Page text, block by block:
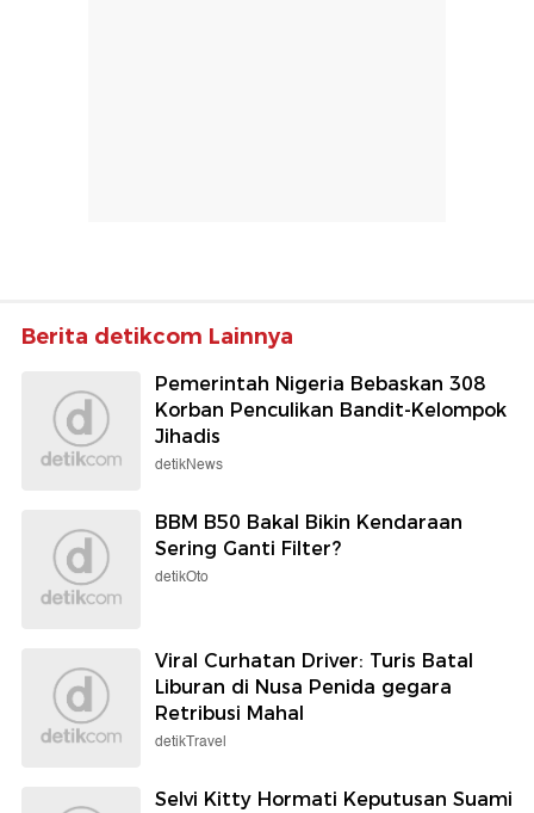
Berita detikcom Lainnya
Pemerintah Nigeria Bebaskan 308
Korban Penculikan Bandit-Kelompok
Jihadis
detikNews
BBM B50 Bakal Bikin Kendaraan
Sering Ganti Filter?
detikOto
Viral Curhatan Driver: Turis Batal
Liburan di Nusa Penida gegara
Retribusi Mahal
detikTravel
Selvi Kitty Hormati Keputusan Suami